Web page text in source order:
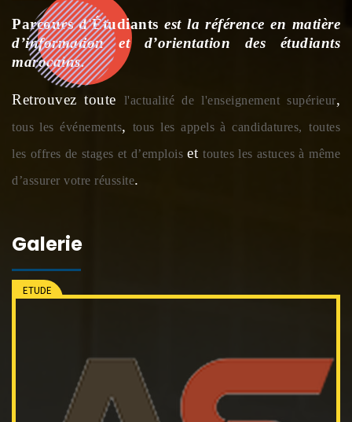
Parcours d'Étudiants est la référence en matière
d’information et d’orientation des étudiants
marocains.
Retrouvez toute l'actualité de l'enseignement supérieur,
tous les événements, tous les appels à candidatures, toutes
les offres de stages et d’emploisettoutes les astuces à même
d’assurer votre réussite.
Galerie